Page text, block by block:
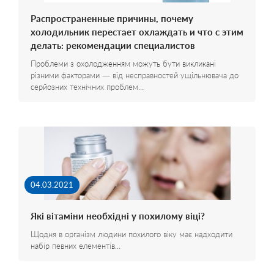
Распространенные причины, почему
холодильник перестает охлаждать и что с этим
делать: рекомендации специалистов
Проблеми з охолодженням можуть бути викликані
різними факторами — від несправностей ущільнювача до
серйозних технічних проблем…
04.03.2021
Які вітаміни необхідні у похилому віці?
Щодня в організм людини похилого віку має надходити
набір певних елементів…